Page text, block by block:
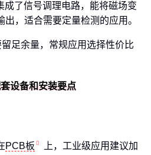
成了信号调理电路，能将磁场变
，适合需要定量检测的应用。
足余量，常规应用选择性价比
设备和安装要点
PCB板
上，工业级应用建议加